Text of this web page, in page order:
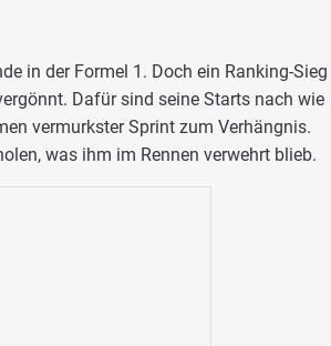
in der Formel 1. Doch ein Ranking-Sieg
Dafür sind seine Starts nach wie
vermurkster Sprint zum Verhängnis.
was ihm im Rennen verwehrt blieb.